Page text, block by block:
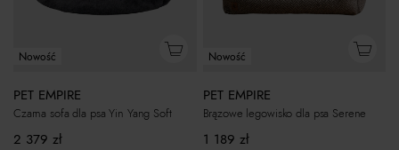
Nowość
PET EMPIRE
Czarna sofa dla psa Yin Yang Soft
2 379 zł
Nowość
PET EMPIRE
Brązowe legowisko dla psa Serene
1 189 zł